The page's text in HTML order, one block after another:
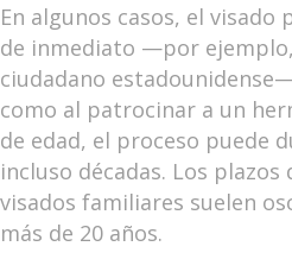
En algunos casos, el
de inmediato —por
ciudadano
como al patrocinar a un
de edad, el proceso puede
incluso décadas. Los
visados familiares suelen
más de 20 años.